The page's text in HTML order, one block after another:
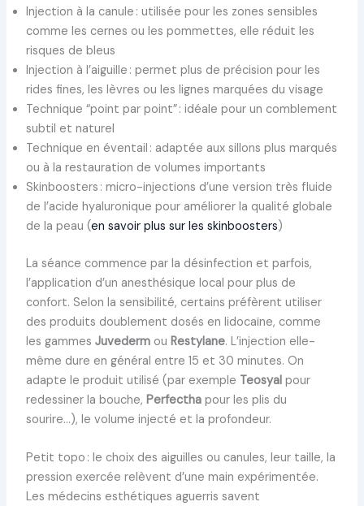
Injection à la canule : utilisée pour les zones sensibles
comme les cernes ou les pommettes, elle réduit les
risques de bleus
Injection à l’aiguille : permet plus de précision pour les
rides fines, les lèvres ou les lignes marquées du visage
Technique “point par point” : idéale pour un comblement
subtil et naturel
Technique en éventail : adaptée aux sillons plus marqués
ou à la restauration de volumes importants
Skinboosters : micro-injections d’une version très fluide
de l’acide hyaluronique pour améliorer la qualité globale
de la peau (en savoir plus sur les skinboosters)
La séance commence par la désinfection et parfois,
l’application d’un anesthésique local pour plus de
confort. Selon la sensibilité, certains préfèrent utiliser
des produits doublement dosés en lidocaïne, comme
les gammes Juvedermou Restylane. L’injection elle-
même dure en général entre 15 et 30 minutes. On
adapte le produit utilisé (par exemple Teosyalpour
redessiner la bouche, Perfecthapour les plis du
sourire…), le volume injecté et la profondeur.
Petit topo : le choix des aiguilles ou canules, leur taille, la
pression exercée relèvent d’une main expérimentée.
Les médecins esthétiques aguerris savent